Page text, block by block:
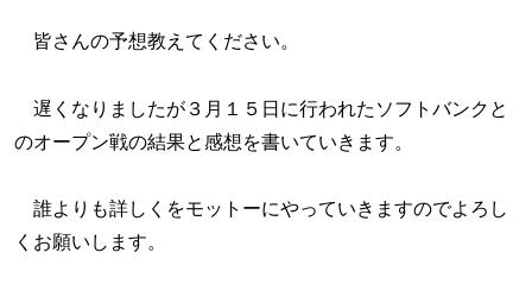
皆さんの予想教えてください。
遅くなりましたが３月１５日に行われたソフトバンクと
のオープン戦の結果と感想を書いていきます。
誰よりも詳しくをモットーにやっていきますのでよろし
くお願いします。